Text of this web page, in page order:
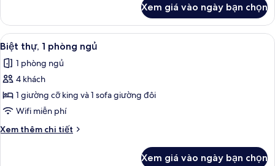
ban
công
Biệt
thự,
2
phòng
ngủ,
ban
Xem giá vào ngày bạn chọn
Xem
tất
cả
ảnh
Biệt
thự,
1
phòng
TV màn hình phẳng, đầu đĩa DVD,
3
Biệt thự, 1 phòng ngủ
1 phòng ngủ
4 khách
1 giường cỡ king và 1 sofa giường đôi
Wifi miễn phí
Xem thêm chi tiết
Chi
Xem giá vào ngày bạn chọn